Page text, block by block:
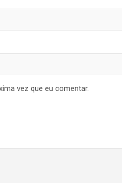
vez que eu comentar.